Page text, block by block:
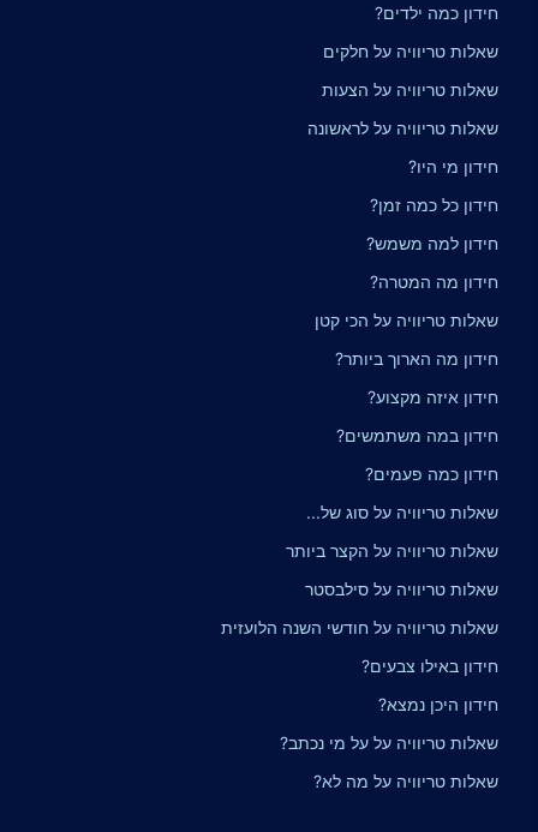
חידון כמה ילדים?
שאלות טריוויה על חלקים
שאלות טריוויה על הצעות
שאלות טריוויה על לראשונה
חידון מי היו?
חידון כל כמה זמן?
חידון למה משמש?
חידון מה המטרה?
שאלות טריוויה על הכי קטן
חידון מה הארוך ביותר?
חידון איזה מקצוע?
חידון במה משתמשים?
חידון כמה פעמים?
שאלות טריוויה על סוג של...
שאלות טריוויה על הקצר ביותר
שאלות טריוויה על סילבסטר
שאלות טריוויה על חודשי השנה הלועזית
חידון באילו צבעים?
חידון היכן נמצא?
שאלות טריוויה על על מי נכתב?
שאלות טריוויה על מה לא?